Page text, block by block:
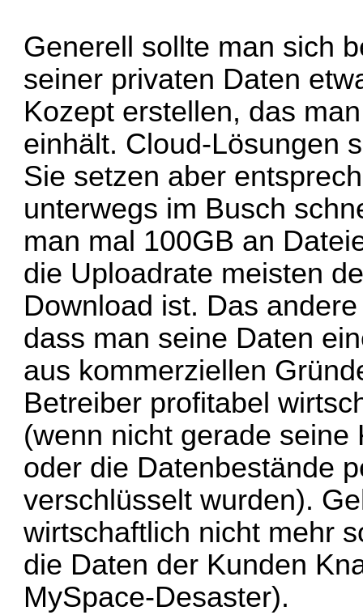
Generell sollte man sich
seiner privaten Daten
Kozept erstellen, das
einhält. Cloud-Lösungen
Sie setzen aber
unterwegs im Busch
man mal 100GB an
die Uploadrate meisten
Download ist. Das
dass man seine Daten
aus kommerziellen
Betreiber profitabel
(wenn nicht gerade
oder die Datenbestände
verschlüsselt wurden).
wirtschaftlich nicht mehr
die Daten der Kunden
MySpace-Desaster).